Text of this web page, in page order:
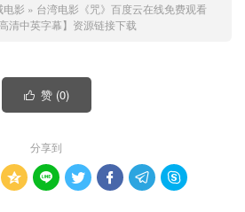
电影 » 台湾电影《咒》百度云在线免费观看
清中英字幕】资源链接下载
 赞 (0)
分享到
     